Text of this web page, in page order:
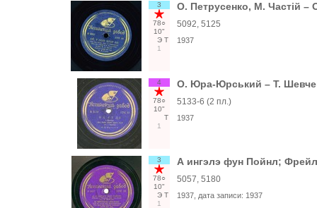
3
78○
10"
Э Т
1
О. Петрусенко, М. Частій –
5092, 5125
1937
4
78○
10"
Т
1
О. Юра-Юрський – Т.
5133-6 (2 пл.)
1937
3
78○
10"
Э Т
1
А ингэлэ фун Пойнл;
5057, 5180
1937 , дата записи: 1937